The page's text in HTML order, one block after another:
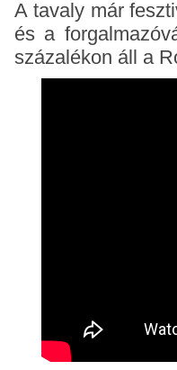
A tavaly már
és a
százalékon áll a